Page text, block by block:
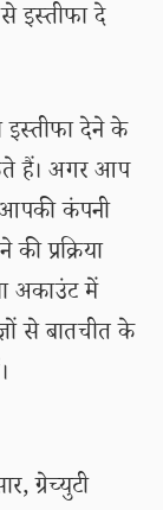
इस्तीफा दे
देने के
हैं। अगर आप
कंपनी
प्रक्रिया
अकाउंट में
से बातचीत के
ग्रेच्युटी